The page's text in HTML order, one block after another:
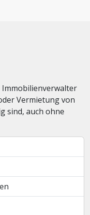
Vermietung von
sind, auch ohne